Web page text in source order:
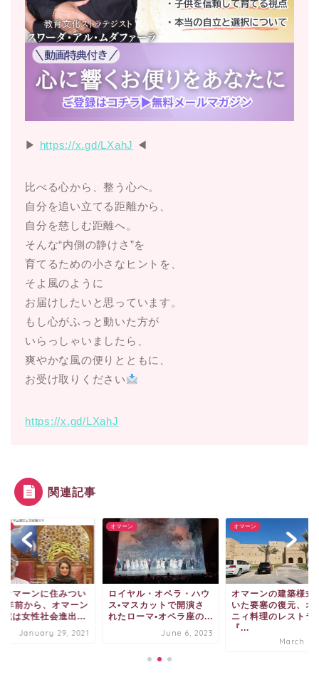
▶︎ https://x.gd/LXahJ ◀︎
比べる心から、整う心へ。
自分を追い立てる距離から、
自分を慈しむ距離へ。
そんな“内側の静けさ”を
育てるための小さなヒントを、
そよ風のように
お届けしたいと思っています。
もし心がふっと動いた方が
いらっしゃいましたら、
爽やかな風の便りとともに、
お受け取りください
https://x.gd/LXahJ
関連記事
オマーンに住みつい
年前から、オマーン
境は女性社会進出...
January 29, 2021
オマーン
ロイヤル・オペラ・ハウ
ス•マスカットで開演さ
れたローマ•オペラ座の...
June 6, 2023
オマーン
オマーンの建築様式
いた要塞の復元、オ
ニィ料理のレストラ
『...
March 7,